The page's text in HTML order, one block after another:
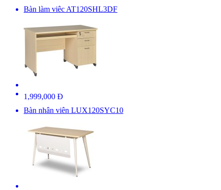
Bàn làm viêc AT120SHL3DF
1,999,000 Đ
Bàn nhân viên LUX120SYC10